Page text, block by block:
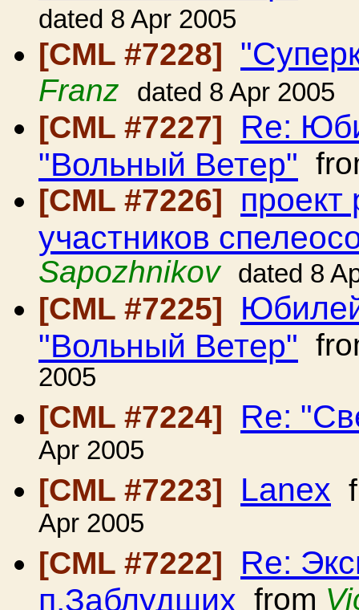
dated 8 Apr 2005
[CML #7228]
Franz dated 8 Apr 2005
[CML #7227] Re:
"Вольный Ветер"
[CML #7226]
проект
участников
Sapozhnikov
dated 8
[CML #7225]
"Вольный Ветер"
2005
[CML #7224]
Re:
Apr 2005
[CML #7223]
Lanex
Apr 2005
[CML #7222]
Re:
п.Заблудших from